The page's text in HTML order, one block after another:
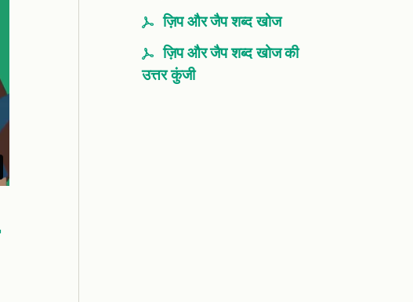
ज़िप और जैप शब्द खोज
ज़िप और जैप शब्द खोज की
उत्तर कुंजी